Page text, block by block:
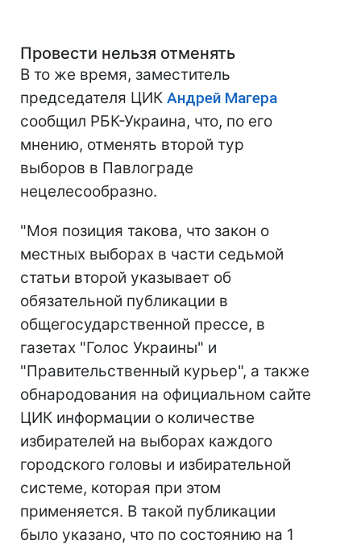
Провести нельзя отменять
В то же время, заместитель
председателя ЦИК Андрей Магера
сообщил РБК-Украина, что, по его
мнению, отменять второй тур
выборов в Павлограде
нецелесообразно.
"Моя позиция такова, что закон о
местных выборах в части седьмой
статьи второй указывает об
обязательной публикации в
общегосударственной прессе, в
газетах "Голос Украины" и
"Правительственный курьер", а также
обнародования на официальном сайте
ЦИК информации о количестве
избирателей на выборах каждого
городского головы и избирательной
системе, которая при этом
применяется. В такой публикации
было указано, что по состоянию на 1